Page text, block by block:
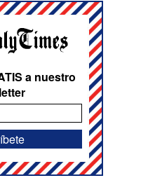
a nuestro